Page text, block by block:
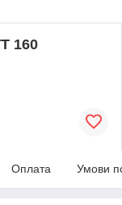
160
Оплата Умови